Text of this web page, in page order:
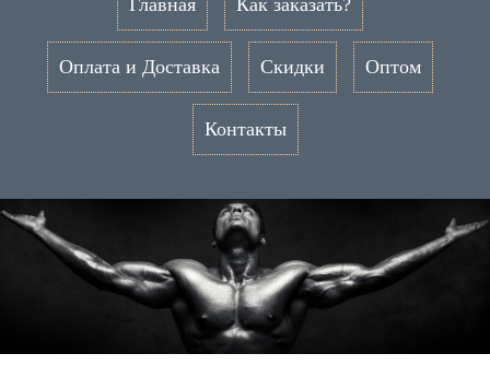
Главная Как заказать?
Оплата и Доставка Скидки Оптом
Контакты